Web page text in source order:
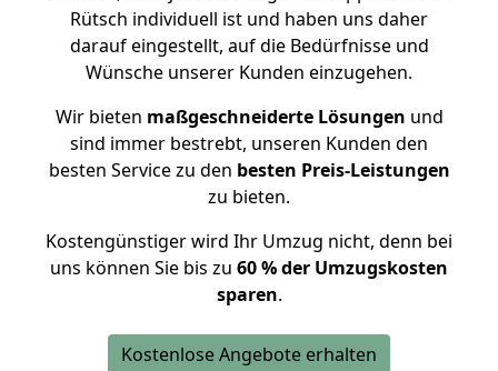
Rütsch individuell ist und haben uns daher
darauf eingestellt, auf die Bedürfnisse und
Wünsche unserer Kunden einzugehen.
Wir bieten maßgeschneiderte Lösungen und
sind immer bestrebt, unseren Kunden den
besten Service zu den besten Preis-Leistungen
zu bieten.
Kostengünstiger wird Ihr Umzug nicht, denn bei
uns können Sie bis zu 60 % der Umzugskosten
sparen.
Kostenlose Angebote erhalten